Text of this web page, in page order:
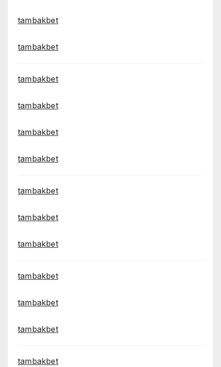
tambakbet
tambakbet
tambakbet
tambakbet
tambakbet
tambakbet
tambakbet
tambakbet
tambakbet
tambakbet
tambakbet
tambakbet
tambakbet